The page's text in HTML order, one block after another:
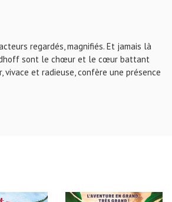
regardés, magnifiés. Et jamais là
sont le chœur et le cœur battant
et radieuse, confère une présence